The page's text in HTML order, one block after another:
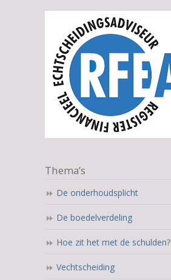
Thema’s
De onderhoudsplicht
De boedelverdeling
Hoe zit het met de schulden?
Vechtscheiding